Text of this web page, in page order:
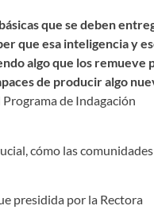
que se deben
que esa inteligencia y
algo que los remueve
de producir algo
Programa de Indagación
cómo las
presidida por la Rectora